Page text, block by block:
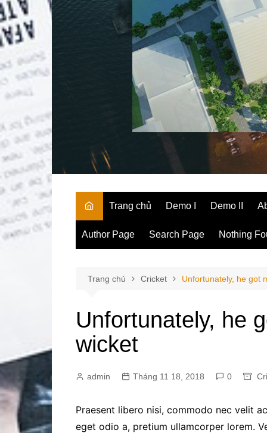
Trang chủ Demo I Demo II
Author Page Search Page Nothing
Trang chủ Cricket Unfortunately, he got
Unfortunately, he
wicket
admin Tháng 11 18, 2018 0
Praesent libero nisi, commodo nec velit
eget odio a, pretium ullamcorper lorem.